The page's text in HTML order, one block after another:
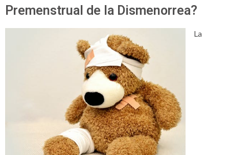
Premenstrual de la Dismenorrea?
La